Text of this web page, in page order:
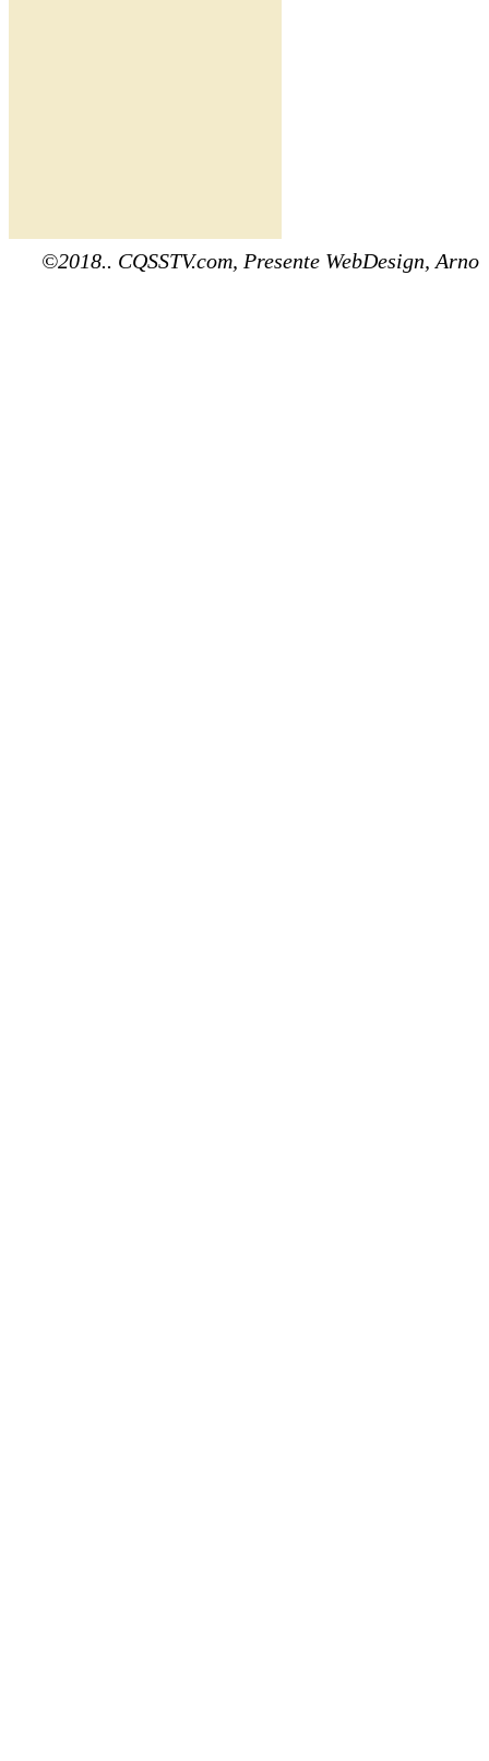
©2018.. CQSSTV.com, Presente WebDesign, Arno